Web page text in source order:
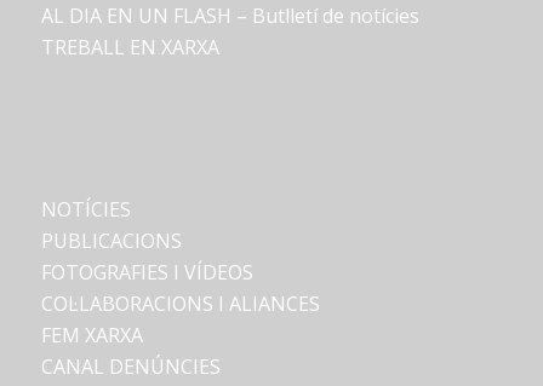
AL DIA EN UN FLASH – Butlletí de notícies
TREBALL EN XARXA
NOTÍCIES
PUBLICACIONS
FOTOGRAFIES I VÍDEOS
COL·LABORACIONS I ALIANCES
FEM XARXA
CANAL DENÚNCIES